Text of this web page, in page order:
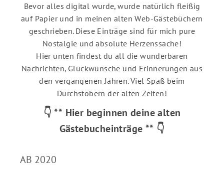
Bevor alles digital wurde, wurde natürlich fleißig
auf Papier und in meinen alten Web-Gästebüchern
geschrieben. Diese Einträge sind für mich pure
Nostalgie und absolute Herzenssache!
Hier unten findest du all die wunderbaren
Nachrichten, Glückwünsche und Erinnerungen aus
den vergangenen Jahren. Viel Spaß beim
Durchstöbern der alten Zeiten!
👇 ** Hier beginnen deine alten
Gästebucheinträge ** 👇
AB 2020